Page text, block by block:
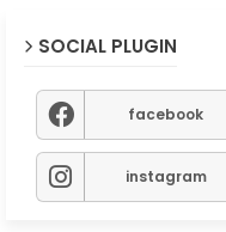
SOCIAL PLUGIN
facebook
instagram